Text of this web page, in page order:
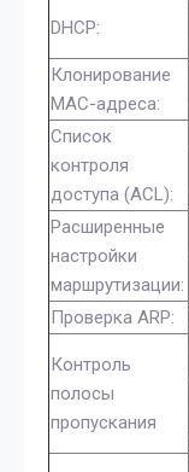
DHCP:
Клонирование
MAC-адреса:
Список
контроля
доступа (ACL):
Расширенные
настройки
маршрутизации:
Проверка ARP:
Контроль
полосы
пропускания